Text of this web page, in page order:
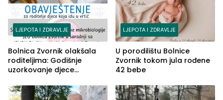
LJEPOTA I ZDRAVLJE
Bolnica Zvornik olakšala
roditeljima: Godišnje
uzorkovanje djece
LJEPOTA I ZDRAVLJE
U porodilištu Bolnice
Zvornik tokom jula rođene
42 bebe